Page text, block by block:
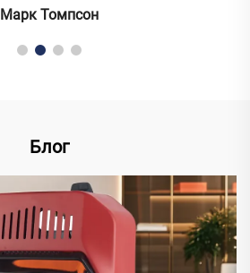
Марк Томпсон
Блог